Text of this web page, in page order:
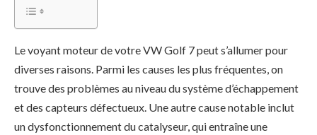
Le voyant moteur de votre VW Golf 7 peut s’allumer pour
diverses raisons. Parmi les causes les plus fréquentes, on
trouve des problèmes au niveau du système d’échappement
et des capteurs défectueux. Une autre cause notable inclut
un dysfonctionnement du catalyseur, qui entraîne une